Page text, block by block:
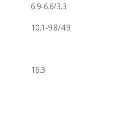
6.9-6.6/3.3
10.1-9.8/4.9
16.3